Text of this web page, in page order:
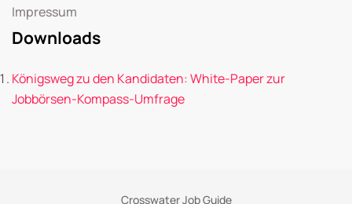
Impressum
Downloads
Königsweg zu den Kandidaten: White-Paper zur
Jobbörsen-Kompass-Umfrage
Crosswater Job Guide